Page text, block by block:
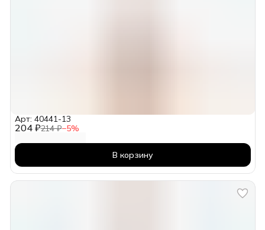
204 ₽214 ₽−5%
Арт: 40441-13
В корзину